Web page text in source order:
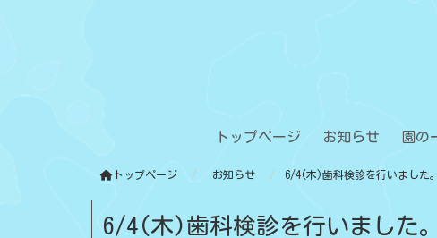
トップページ お知らせ 園の
トップページ お知らせ 6/4(木)歯科検診を行いました。
6/4(木)歯科検診を行いました。